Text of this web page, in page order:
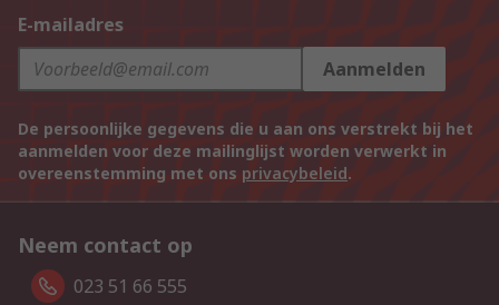
E-mailadres
Aanmelden
De persoonlijke gegevens die u aan ons verstrekt bij het
aanmelden voor deze mailinglijst worden verwerkt in
overeenstemming met ons privacybeleid.
Neem contact op
023 51 66 555